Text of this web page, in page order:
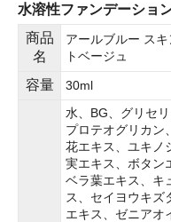
水溶性ファンデーショ
商品
名
アールブルー ス
トベージュ
容量 30ml
水、BG、グリセ
プロテオグリカン
花エキス、ユキノ
実エキス、ボタン
ベラ葉エキス、キ
ス、セイヨウキズ
エキス、ゼニアオ